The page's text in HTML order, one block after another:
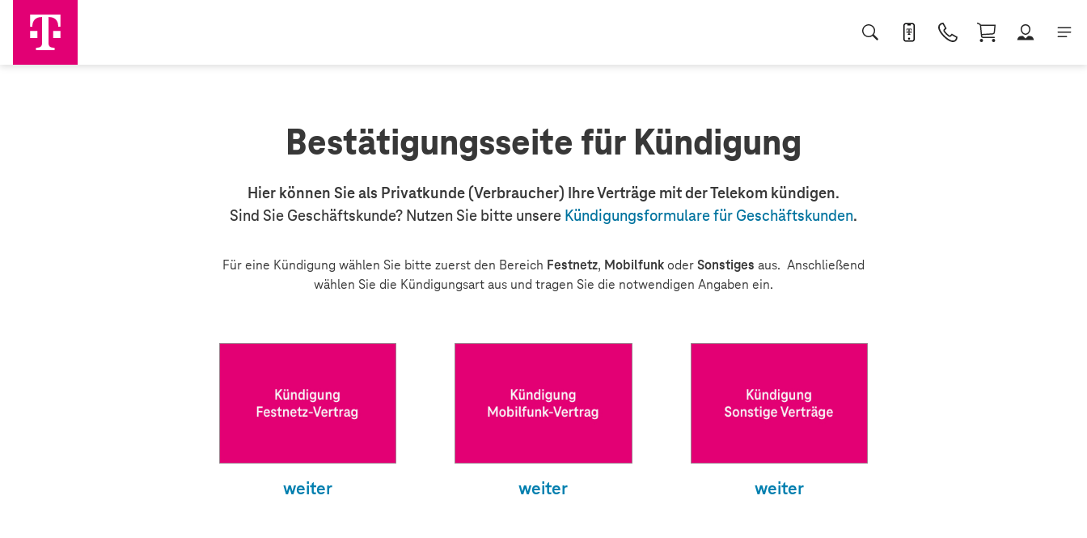
Bestätigungsseite für Kündigung
Hier können Sie als Privatkunde (Verbraucher) Ihre Verträge mit der Telekom kündigen.
Sind Sie Geschäftskunde? Nutzen Sie bitte unsere Kündigungsformulare für Geschäftskunden.
Für eine Kündigung wählen Sie bitte zuerst den Bereich Festnetz, Mobilfunk oderSonstiges aus. Anschließend
wählen Sie die Kündigungsart aus und tragen Sie die notwendigen Angaben ein.
weiter weiter weiter